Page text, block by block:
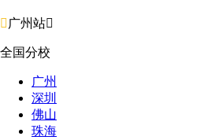
 广州站
全国分校
广州
深圳
佛山
珠海